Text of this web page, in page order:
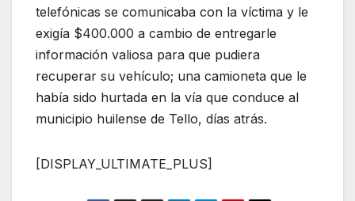
telefónicas se comunicaba con la víctima y le
exigía $400.000 a cambio de entregarle
información valiosa para que pudiera
recuperar su vehículo; una camioneta que le
había sido hurtada en la vía que conduce al
municipio huilense de Tello, días atrás.
[DISPLAY_ULTIMATE_PLUS]